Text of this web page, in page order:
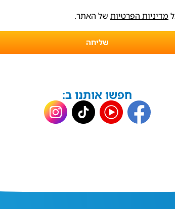
מדיניות הפרטיות של האתר.
שליחה
חפשו אותנו ב: